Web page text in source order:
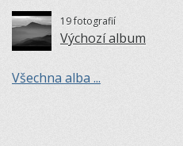
19 fotografií
Výchozí album
Všechna alba ...